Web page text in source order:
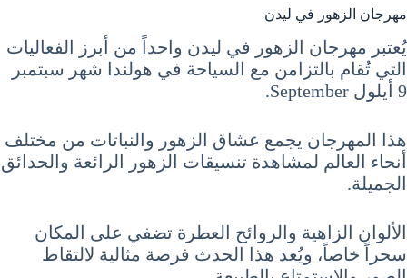
مهرجان الزهور في ليدن
يُعتبر مهرجان الزهور في ليدن واحداً من أبرز الفعاليات
التي تُقام بالتزامن مع السياحة في هولندا شهر سبتمبر
9 أيلول September.
هذا المهرجان يجمع عشاق الزهور والنباتات من مختلف
أنحاء العالم لمشاهدة تنسيقات الزهور الرائعة والحدائق
الجميلة.
الألوان الزاهية والروائح العطرة تضفي على المكان
سحراً خاصاً، ويُعد هذا الحدث فرصة مثالية لالتقاط